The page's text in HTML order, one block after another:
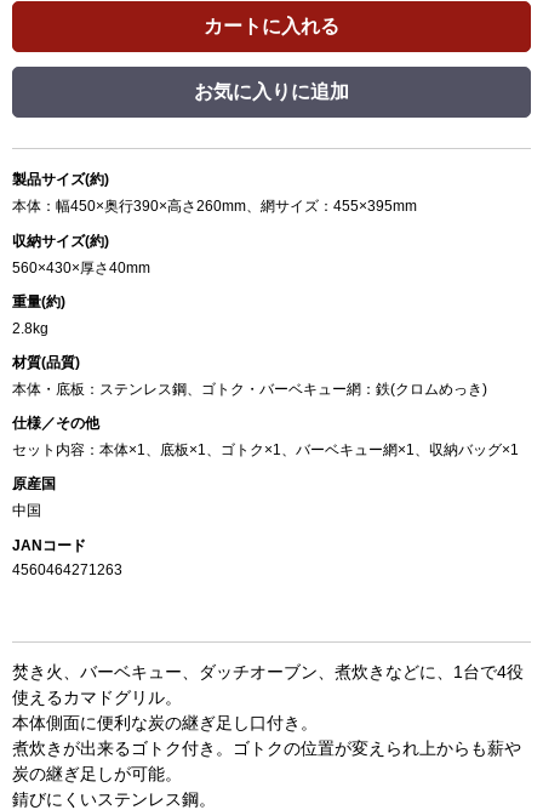
カートに入れる
お気に入りに追加
製品サイズ(約)
本体：幅450×奥行390×高さ260mm、網サイズ：455×395mm
収納サイズ(約)
560×430×厚さ40mm
重量(約)
2.8kg
材質(品質)
本体・底板：ステンレス鋼、ゴトク・バーベキュー網：鉄(クロムめっき)
仕様／その他
セット内容：本体×1、底板×1、ゴトク×1、バーベキュー網×1、収納バッグ×1
原産国
中国
JANコード
4560464271263
焚き火、バーベキュー、ダッチオーブン、煮炊きなどに、1台で4役
使えるカマドグリル。
本体側面に便利な炭の継ぎ足し口付き。
煮炊きが出来るゴトク付き。ゴトクの位置が変えられ上からも薪や
炭の継ぎ足しが可能。
錆びにくいステンレス鋼。